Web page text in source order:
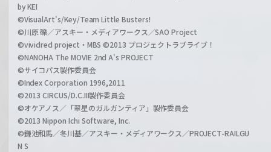
by KEI
©VisualArt's/Key/Team Little Busters!
©川原 礫／アスキー・メディアワークス／SAO Project
©vividred project・MBS ©2013 プロジェクトラブライブ！
©NANOHA The MOVIE 2nd A's PROJECT
©サイコパス製作委員会
©Index Corporation 1996,2011
©2013 CIRCUS/D.C.III製作委員会
©オケアノス／「翠星のガルガンティア」製作委員会
©2013 Nippon Ichi Software, Inc.
©鎌池和馬／冬川基／アスキー・メディアワークス／PROJECT-RAILGU
N S